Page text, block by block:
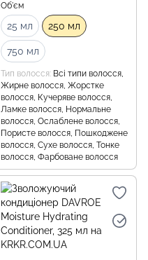
Об'єм
25 мл 250 мл
750 мл
Тип волосся Всі типи волосся,
Жирне волосся, Жорстке
волосся, Кучеряве волосся,
Ламке волосся, Нормальне
волосся, Ослаблене волосся,
Пористе волосся, Пошкоджене
волосся, Сухе волосся, Тонке
волосся, Фарбоване волосся